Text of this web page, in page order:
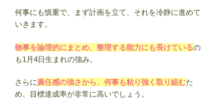
行
動”
の
何事にも慎重で、まず計画を立て、それを冷静に進めて
いきます。
物事を論理的にまとめ、整理する能力にも長けているの
も1月4日生まれの強み。
さらに責任感の強さから、何事も粘り強く取り組むた
め、目標達成率が非常に高いでしょう。